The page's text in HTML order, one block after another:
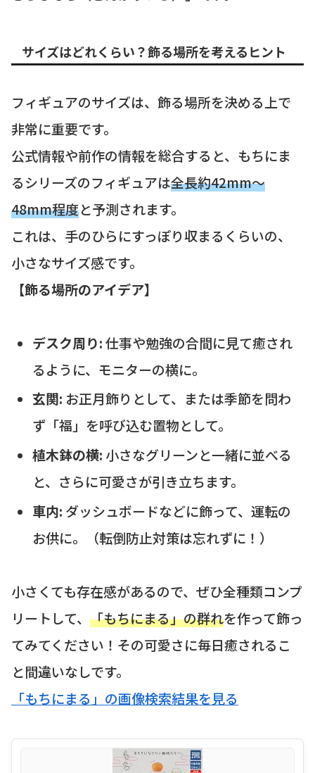
サイズはどれくらい？飾る場所を考えるヒント
フィギュアのサイズは、飾る場所を決める上で
非常に重要です。
公式情報や前作の情報を総合すると、もちにま
るシリーズのフィギュアは全長約42mm～
48mm程度と予測されます。
これは、手のひらにすっぽり収まるくらいの、
小さなサイズ感です。
【飾る場所のアイデア】
デスク周り:仕事や勉強の合間に見て癒され
るように、モニターの横に。
玄関: お正月飾りとして、または季節を問わ
ず「福」を呼び込む置物として。
植木鉢の横: 小さなグリーンと一緒に並べる
と、さらに可愛さが引き立ちます。
車内: ダッシュボードなどに飾って、運転の
お供に。（転倒防止対策は忘れずに！）
小さくても存在感があるので、ぜひ全種類コンプ
リートして、 「もちにまる」の群れを作って飾っ
てみてください！その可愛さに毎日癒されるこ
と間違いなしです。
「もちにまる」の画像検索結果を見る